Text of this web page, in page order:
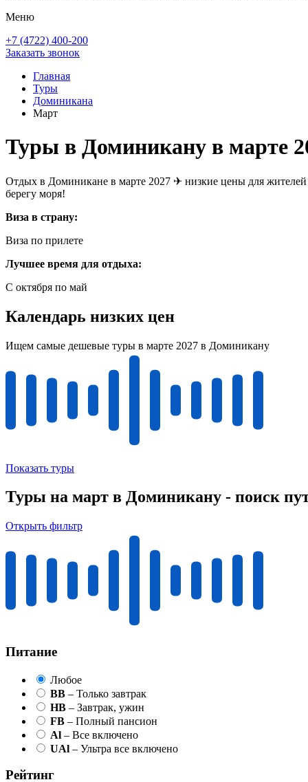
Меню
+7 (4722) 400-200
Заказать звонок
Главная
Туры
Доминикана
Март
Туры в Доминикану в марте
Отдых в Доминикане в марте 2027 ✈ низкие цены для
берегу моря!
Виза в страну:
Виза по прилете
Лучшее время для отдыха:
С октября по май
Календарь низких цен
Ищем самые дешевые туры в марте 2027 в Доминикану
Показать туры
Туры на март в Доминикану - поиск
Открыть фильтр
Питание
Любое
BB – Только завтрак
HB – Завтрак, ужин
FB – Полный пансион
Al – Все включено
UAl – Ультра все включено
Рейтинг